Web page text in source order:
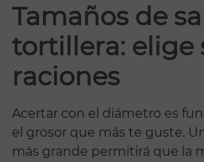
Tamaños de
tortillera: elige
raciones
Acertar con el diámetro es
el grosor que más te guste.
más grande permitirá que la